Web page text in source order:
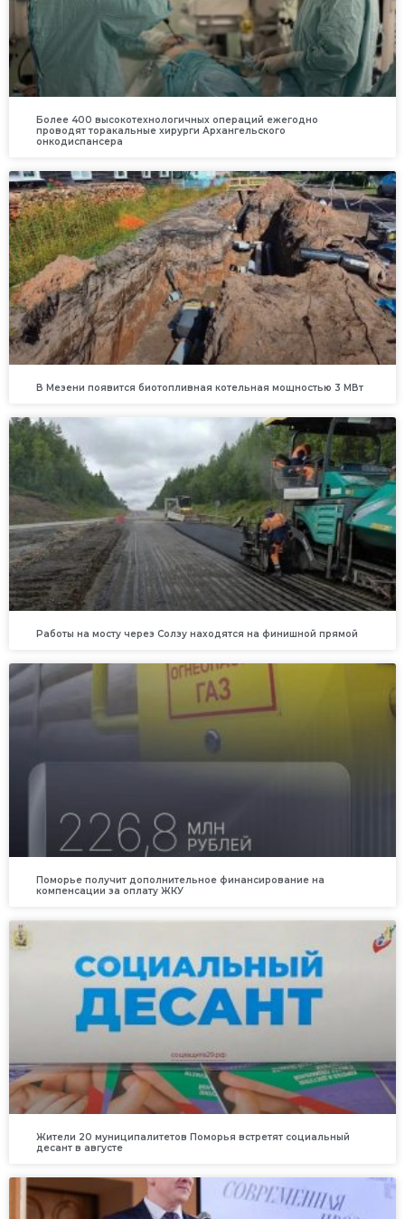
Более 400 высокотехнологичных операций ежегодно
проводят торакальные хирурги Архангельского
онкодиспансера
В Мезени появится биотопливная котельная мощностью 3 МВт
Работы на мосту через Солзу находятся на финишной прямой
Поморье получит дополнительное финансирование на
компенсации за оплату ЖКУ
Жители 20 муниципалитетов Поморья встретят социальный
десант в августе